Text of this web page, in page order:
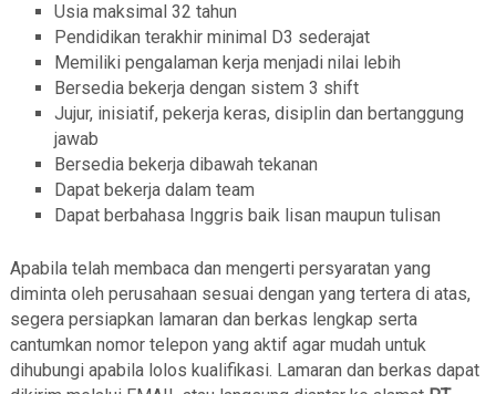
Usia maksimal 32 tahun
Pendidikan terakhir minimal D3 sederajat
Memiliki pengalaman kerja menjadi nilai lebih
Bersedia bekerja dengan sistem 3 shift
Jujur, inisiatif, pekerja keras, disiplin dan bertanggung
jawab
Bersedia bekerja dibawah tekanan
Dapat bekerja dalam team
Dapat berbahasa Inggris baik lisan maupun tulisan
Apabila telah membaca dan mengerti persyaratan yang
diminta oleh perusahaan sesuai dengan yang tertera di atas,
segera persiapkan lamaran dan berkas lengkap serta
cantumkan nomor telepon yang aktif agar mudah untuk
dihubungi apabila lolos kualifikasi. Lamaran dan berkas dapat